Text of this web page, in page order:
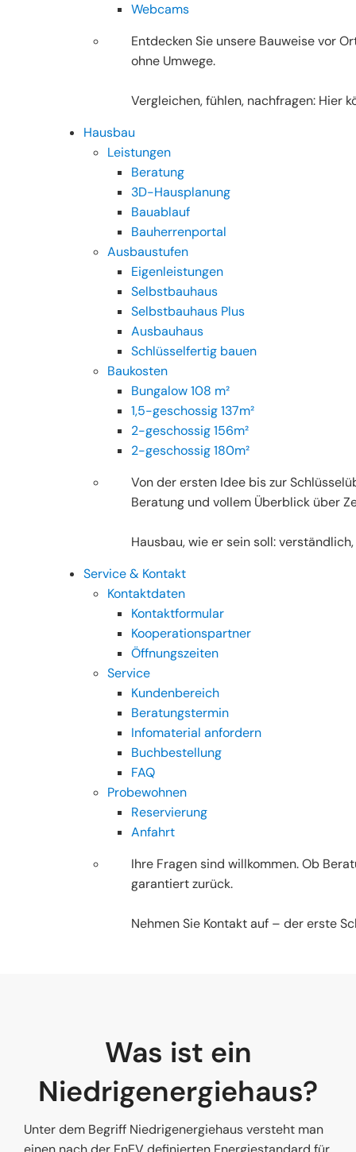
Webcams
Entdecken Sie unsere Bauweise vor
ohne Umwege.
Vergleichen, fühlen, nachfragen: Hier
Hausbau
Leistungen
Beratung
3D-Hausplanung
Bauablauf
Bauherrenportal
Ausbaustufen
Eigenleistungen
Selbstbauhaus
Selbstbauhaus Plus
Ausbauhaus
Schlüsselfertig bauen
Baukosten
Bungalow 108 m²
1,5-geschossig 137m²
2-geschossig 156m²
2-geschossig 180m²
Von der ersten Idee bis zur
Beratung und vollem Überblick über
Hausbau, wie er sein soll:
Service & Kontakt
Kontaktdaten
Kontaktformular
Kooperationspartner
Öffnungszeiten
Service
Kundenbereich
Beratungstermin
Infomaterial anfordern
Buchbestellung
FAQ
Probewohnen
Reservierung
Anfahrt
Ihre Fragen sind willkommen. Ob
garantiert zurück.
Nehmen Sie Kontakt auf – der erste
Was ist ein
Niedrigenergiehaus?
Unter dem Begriff Niedrigenergiehaus versteht man